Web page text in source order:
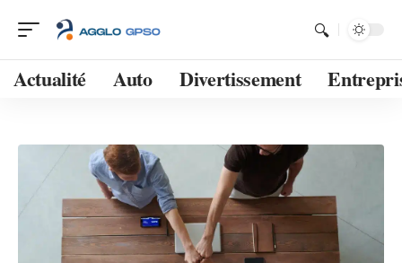
Actualité Auto Divertissement